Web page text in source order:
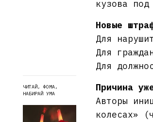
ЧИТАЙ, ФОМА,
НАБИРАЙ УМА
кузова
Новые
Для
Для
Для
Причина
Авторы
колесах»